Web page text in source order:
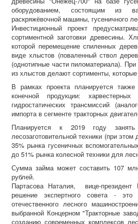
оборудованием, состоящим из
раскряжёвочной машины, гусеничного
Инвестиционный проект
сортиментной заготовки древесины.
которой перемещение спиленных
виде хлыстов (поваленный ствол
(однотипные части пиломатериала). При
из хлыстов делают сортименты,
В рамках проекта планируется
конечной продукции:
гидростатических трансмиссий
импорта в сегменте тракторных
Планируется к 2019 году
лесозаготовительной техники (при
35% рынка гусеничных
до 51% рынка колесной техники для
Сумма займа может составить 107
рублей.
Партасова Наталия, вице-президент
решение экспертного совета - это
отечественного лесного
выбранной Концерном "Тракторные
созданию современных комплексов